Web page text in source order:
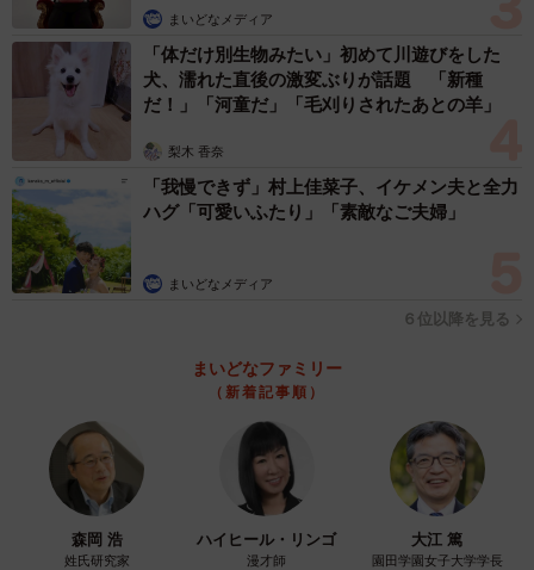
まいどなメディア
「体だけ別生物みたい」初めて川遊びをした
犬、濡れた直後の激変ぶりが話題 「新種
だ！」「河童だ」「毛刈りされたあとの羊」
梨木 香奈
「我慢できず」村上佳菜子、イケメン夫と全力
ハグ「可愛いふたり」「素敵なご夫婦」
まいどなメディア
６位以降を見る
まいどなファミリー
（新着記事順）
森岡 浩
姓氏研究家
ハイヒール・リンゴ
漫才師
大江 篤
園田学園女子大学学長